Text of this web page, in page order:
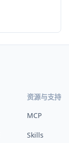
资源与支持
MCP
Skills